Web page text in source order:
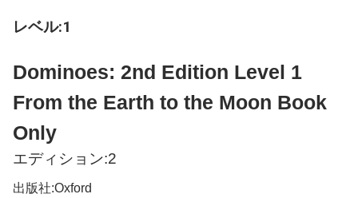
レベル:1
Dominoes: 2nd Edition Level 1
From the Earth to the Moon Book
Only
エディション:2
出版社:Oxford